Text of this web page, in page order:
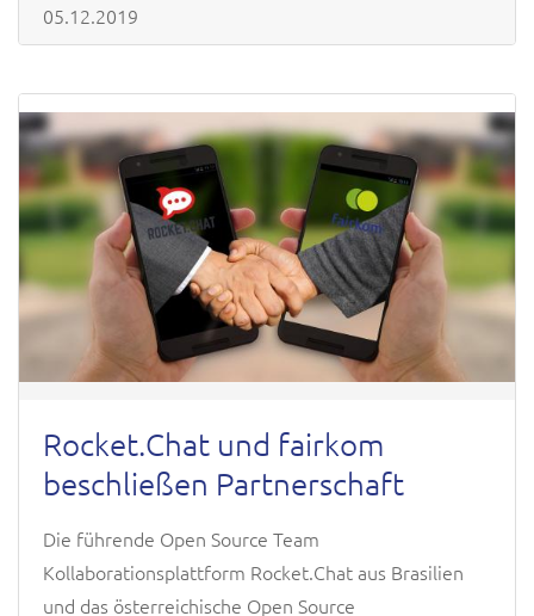
05.12.2019
Rocket.Chat und fairkom
beschließen Partnerschaft
Die führende Open Source Team
Kollaborationsplattform Rocket.Chat aus Brasilien
und das österreichische Open Source